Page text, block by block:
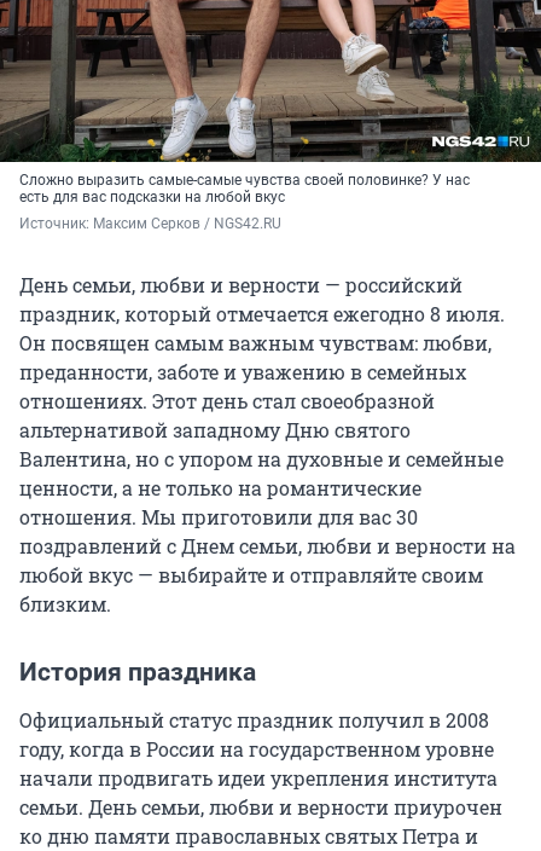
Сложно выразить самые-самые чувства своей половинке? У нас
есть для вас подсказки на любой вкус
Источник: Максим Серков / NGS42.RU
День семьи, любви и верности — российский
праздник, который отмечается ежегодно8 июля.
Он посвящен самым важным чувствам: любви,
преданности, заботе и уважению в семейных
отношениях. Этот день стал своеобразной
альтернативой западному Дню святого
Валентина, но с упором на духовные и семейные
ценности, а не только на романтические
отношения. Мы приготовили для вас 30
поздравлений с Днем семьи, любви и верности на
любой вкус — выбирайте и отправляйте своим
близким.
История праздника
Официальный статус праздник получил в 2008
году, когда в России на государственном уровне
начали продвигать идеи укрепления института
семьи. День семьи, любви и верности приурочен
ко дню памяти православных святых Петра и